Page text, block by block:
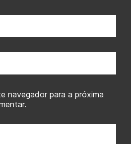
navegador para a próxima